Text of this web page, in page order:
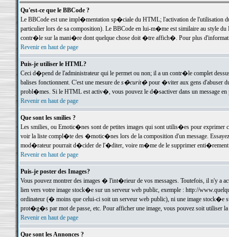
Qu'est-ce que le BBCode ?
Le BBCode est une impl�mentation sp�ciale du HTML; l'activation de l'utilisation
particulier lors de sa composition). Le BBCode en lui-m�me est similaire au style
contr�le sur la mani�re dont quelque chose doit �tre affich�. Pour plus
Revenir en haut de page
Puis-je utiliser le HTML?
Ceci d�pend de l'administrateur qui le permet ou non; il a un contr�le complet
balises fonctionnent. C'est une mesure de s�curit�pour �viter aux gens d'abuser
probl�mes. Si le HTML est activ�, vous pouvez le d�sactiver dans un message en
Revenir en haut de page
Que sont les smilies ?
Les smilies, ou Emotic�nes sont de petites images qui sont utilis�es pour exprimer
voir la liste compl�te des �motic�nes lors de la composition d'un message.
mod�rateur pourrait d�cider de l'�diter, voire m�me de le supprimer
Revenir en haut de page
Puis-je poster des Images?
Vous pouvez montrer des images � l'int�rieur de vos messages. Toutefois, il n'y a
lien vers votre image stock�e sur un serveur web public, exemple : http://
ordinateur (� moins que celui-ci soit un serveur web public), ni une image stock�e
prot�g�s par mot de passe, etc. Pour afficher une image, vous pouvez soit
Revenir en haut de page
Que sont les Annonces ?